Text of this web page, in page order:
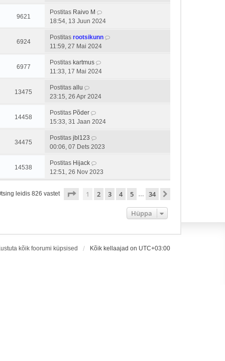
9621
Postitas Raivo M
18:54, 13 Juun 2024
6924
Postitas rootsikunn
11:59, 27 Mai 2024
6977
Postitas kartmus
11:33, 17 Mai 2024
13475
Postitas allu
23:15, 26 Apr 2024
14458
Postitas Põder
15:33, 31 Jaan 2024
34475
Postitas jbl123
00:06, 07 Dets 2023
14538
Postitas Hijack
12:51, 26 Nov 2023
leidis 826 vastet . leht 34 -st
1 2 3 4 5 … 34
Hüppa
kõik foorumi küpsised Kõik kellaajad on UTC+03:00